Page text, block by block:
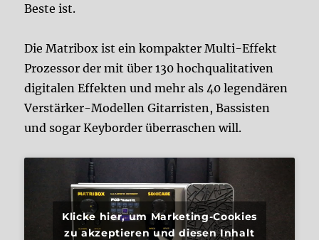
Beste ist.
Die Matribox ist ein kompakter Multi-Effekt
Prozessor der mit über 130 hochqualitativen
digitalen Effekten und mehr als 40 legendären
Verstärker-Modellen Gitarristen, Bassisten
und sogar Keyborder überraschen will.
Klicke hier, um Marketing-Cookies
zu akzeptieren und diesen Inhalt